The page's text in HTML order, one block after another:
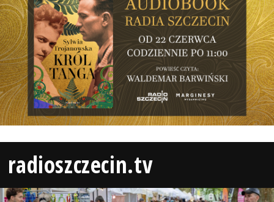
radioszczecin.tv